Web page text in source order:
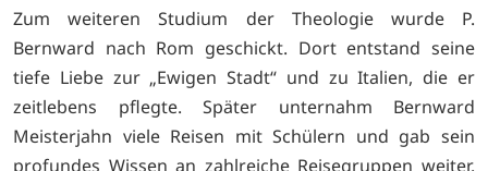
Zum weiteren Studium der Theologie wurde P.
Bernward nach Rom geschickt. Dort entstand seine
tiefe Liebe zur „Ewigen Stadt“ und zu Italien, die er
zeitlebens pflegte. Später unternahm Bernward
Meisterjahn viele Reisen mit Schülern und gab sein
profundes Wissen an zahlreiche Reisegruppen weiter.